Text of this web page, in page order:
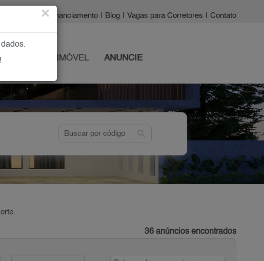
| Financiamento Blog Vagas para Corretores Contato
SEU IMÓVEL ANUNCIE
search
36 anúncios encontrados
×